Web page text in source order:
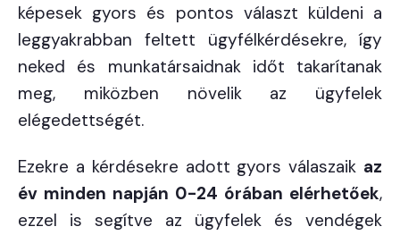
képesek gyors és pontos választ küldeni a
leggyakrabban feltett ügyfélkérdésekre, így
neked és munkatársaidnak időt takarítanak
meg, miközben növelik az ügyfelek
elégedettségét.
Ezekre a kérdésekre adott gyors válaszaik az
év minden napján 0-24 órában elérhetőek,
ezzel is segítve az ügyfelek és vendégek